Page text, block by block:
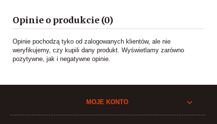
Opinie o produkcie (0)
Opinie pochodzą tyko od zalogowanych klientów, ale nie
weryfikujemy, czy kupili dany produkt. Wyświetlamy zarówno
pozytywne, jak i negatywne opinie.
MOJE KONTO